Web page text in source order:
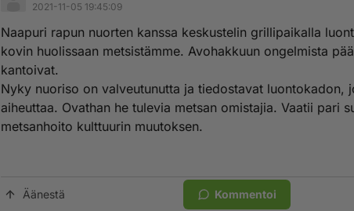
2021-11-05 19:45:09
Naapuri rapun nuorten kanssa keskustelin grillipaikalla
kovin huolissaan metsistämme. Avohakkuun ongelmista
kantoivat.
Nyky nuoriso on valveutunutta ja tiedostavat luontokadon,
aiheuttaa. Ovathan he tulevia metsan omistajia. Vaatii pari
metsanhoito kulttuurin muutoksen.
Äänestä Kommentoi